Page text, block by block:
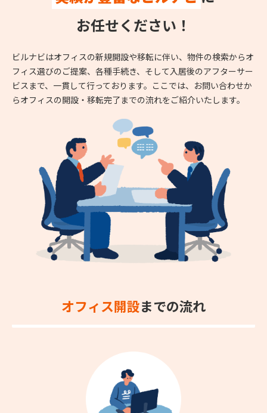
お任せください！
ビルナビはオフィスの新規開設や移転に伴い、物件の検索からオ
フィス選びのご提案、各種手続き、そして入居後のアフターサー
ビスまで、一貫して行っております。ここでは、お問い合わせか
らオフィスの開設・移転完了までの流れをご紹介いたします。
オフィス開設までの流れ